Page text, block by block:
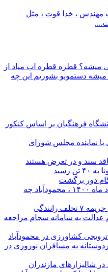
مهندس ، خدا قوت ، مثل
میشه؟ قطره قطره اب میاد از
دستمونو بشوریم این چه
فرهنگیان بر اساس کنکور
با نماینده مجلس شورای
رسید
گام دور برگشت
فردا پنج شنبه چهاردهم مرداد ماه ۱۴۰۰ ، محمودآباد چه
به سامانه سجام مراجعه
به مسافران نوروزی در
شالیزار‌های مازندران